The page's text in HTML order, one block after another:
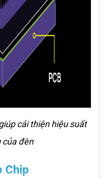
cải thiện hiệu suất
của đèn
Chip